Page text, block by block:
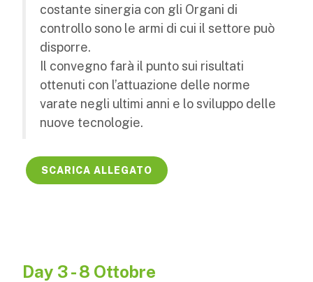
costante sinergia con gli Organi di
controllo sono le armi di cui il settore può
disporre.
Il convegno farà il punto sui risultati
ottenuti con l’attuazione delle norme
varate negli ultimi anni e lo sviluppo delle
nuove tecnologie.
SCARICA ALLEGATO
Day 3 - 8 Ottobre